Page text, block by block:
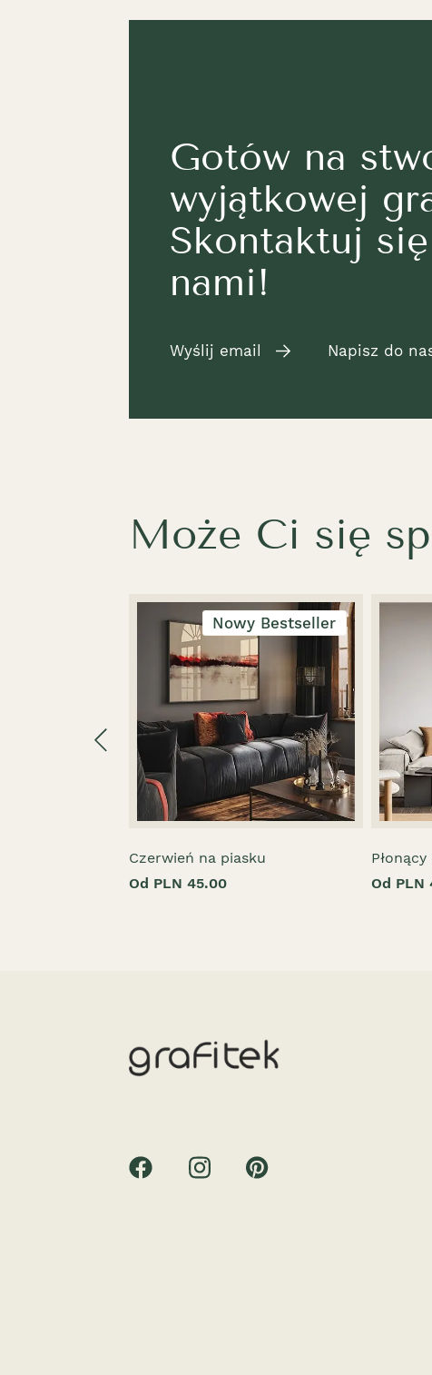
Gotów na
wyjątkowej
Skontaktuj
nami!
Wyślij email Napisz do
Może Ci się
Nowy Bestseller
Czerwień na piasku
Od PLN 45.00
Od PLN